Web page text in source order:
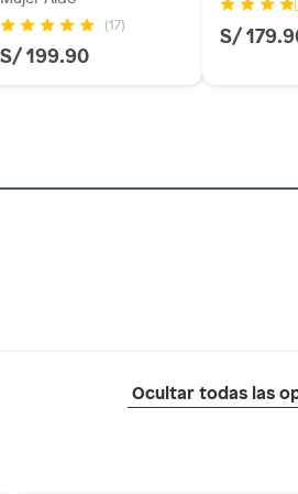
suplementos alimenticios, vitaminas.
(17)
S/ 199.90
S/
Ocultar todas las